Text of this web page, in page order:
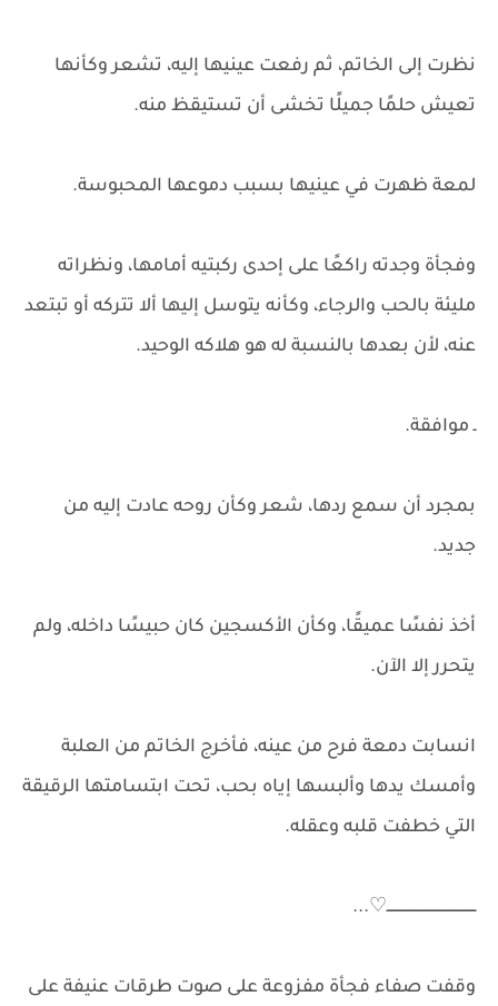
نظرت إلى الخاتم، ثم رفعت عينيها إليه، تشعر وكأنها
تعيش حلمًا جميلًا تخشى أن تستيقظ منه.
لمعة ظهرت في عينيها بسبب دموعها المحبوسة.
وفجأة وجدته راكعًا على إحدى ركبتيه أمامها، ونظراته
مليئة بالحب والرجاء، وكأنه يتوسل إليها ألا تتركه أو تبتعد
عنه، لأن بعدها بالنسبة له هو هلاكه الوحيد.
ـ موافقة.
بمجرد أن سمع ردها، شعر وكأن روحه عادت إليه من
جديد.
أخذ نفسًا عميقًا، وكأن الأكسجين كان حبيسًا داخله، ولم
يتحرر إلا الآن.
انسابت دمعة فرح من عينه، فأخرج الخاتم من العلبة
وأمسك يدها وألبسها إياه بحب، تحت ابتسامتها الرقيقة
التي خطفت قلبه وعقله.
ــــــــــــــــــــــــــــــــــــــــ⁦...♡
وقفت صفاء فجأة مفزوعة على صوت طرقات عنيفة على